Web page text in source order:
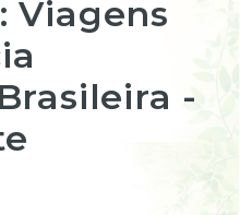
Viagens
-